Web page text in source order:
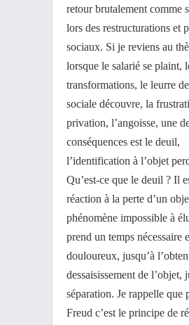
retour brutalement comme
lors des restructurations et
sociaux. Si je reviens au
lorsque le salarié se plaint,
transformations, le leurre
sociale découvre, la
privation, l’angoisse, une
conséquences est le deuil,
l’identification à l’objet
Qu’est-ce que le deuil ? Il
réaction à la perte d’un
phénomène impossible à
prend un temps nécessaire
douloureux, jusqu’à
dessaisissement de l’objet,
séparation. Je rappelle que
Freud c’est le principe de